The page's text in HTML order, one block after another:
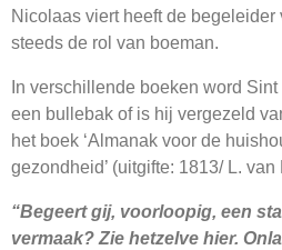
Nicolaas viert heeft de
steeds de rol van boeman.
In verschillende boeken word
een bullebak of is hij vergezeld
het boek ‘Almanak voor de
gezondheid’ (uitgifte: 1813/ L. van
“Begeert gij, voorloopig, een
vermaak? Zie hetzelve hier.